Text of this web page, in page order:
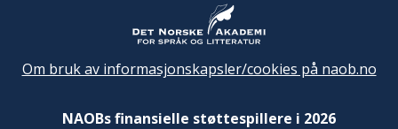
Om bruk av informasjonskapsler/cookies på naob.no
NAOBs finansielle støttespillere i 2026